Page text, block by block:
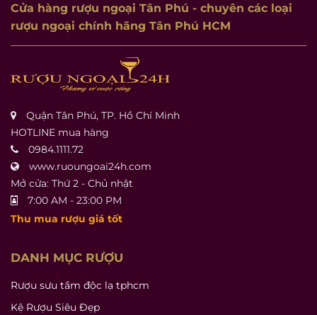
Cửa hàng rượu ngoại Tân Phú - chuyên các loại
rượu ngoại chính hãng Tân Phú HCM
Quận Tân Phú, TP. Hồ Chí Minh
HOTLINE mua hàng
0984.1111.72
www.ruoungoai24h.com
Mở cửa: Thứ 2 - Chủ nhật
7:00 AM - 23:00 PM
Thu mua rượu giá tốt
DANH MỤC RƯỢU
Rượu sưu tầm độc lạ tphcm
Kệ Rượu Siêu Đẹp